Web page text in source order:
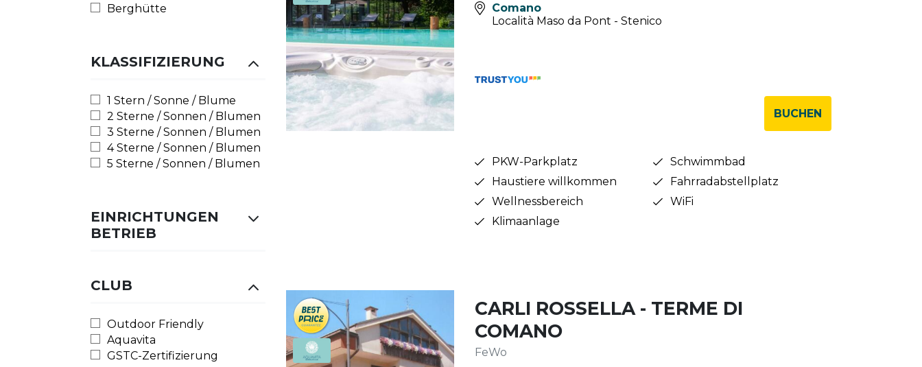
Berghütte
KLASSIFIZIERUNG
1 Stern / Sonne / Blume
2 Sterne / Sonnen / Blumen
3 Sterne / Sonnen / Blumen
4 Sterne / Sonnen / Blumen
5 Sterne / Sonnen / Blumen
EINRICHTUNGEN
BETRIEB
CLUB
Outdoor Friendly
Aquavita
GSTC-Zertifizierung
Comano
Località Maso da Pont - Stenico
BUCHEN
PKW-Parkplatz
Schwimmbad
Haustiere willkommen
Fahrradabstellplatz
Wellnessbereich
WiFi
Klimaanlage
CARLI ROSSELLA - TERME DI
COMANO
FeWo